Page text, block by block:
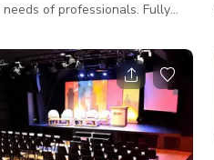
of professionals. Fully
available upon request,
flexibility for your photo
productions. Its spacious
for easy setup of a double
perfect for optimizing your
With ground-floor